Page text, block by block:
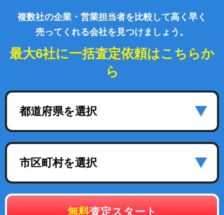
複数社の企業・営業担当者を比較して高く早く
売ってくれる会社を見つけましょう。
最大6社に一括査定依頼はこちらか
ら
都道府県を選択
市区町村を選択
無料査定スタート